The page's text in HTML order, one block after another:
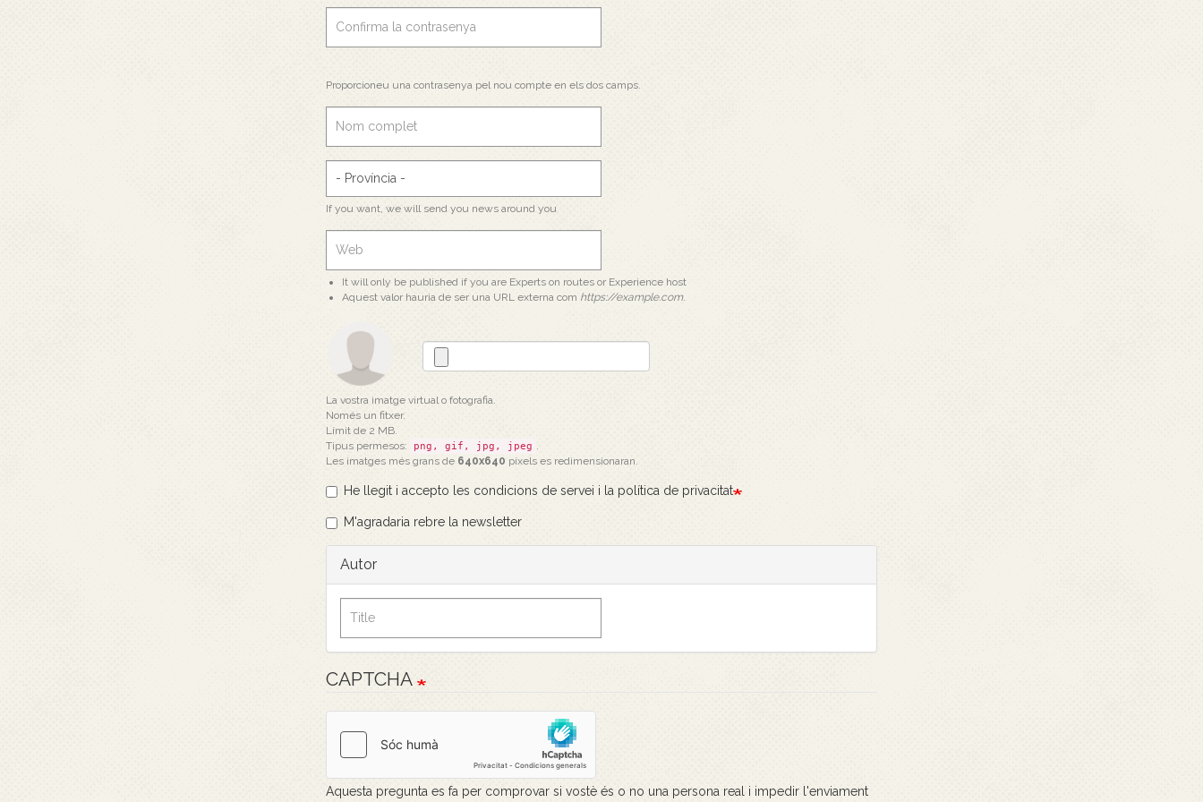
Proporcioneu una contrasenya pel nou compte en els dos camps.
If you want, we will send you news around you
It will only be published if you are Experts on routes or Experience host
Aquest valor hauria de ser una URL externa com https://example.com.
La vostra imatge virtual o fotografia.
Només un fitxer.
Límit de 2 MB.
Tipus permesos:
png, gif, jpg, jpeg
Les imatges més grans de 640x640 píxels es redimensionaran.
He llegit i accepto les condicions de servei i la política de privacitat
M'agradaria rebre la newsletter
Autor
CAPTCHA
Aquesta pregunta es fa per comprovar si vostè és o no una persona real i impedir l'enviament